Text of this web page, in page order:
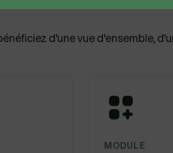
d'une vue d'ensemble,
MODULE